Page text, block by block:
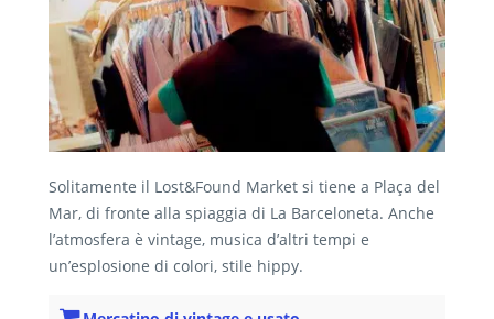
Solitamente il Lost&Found Market si tiene a Plaça del
Mar, di fronte alla spiaggia di La Barceloneta. Anche
l’atmosfera è vintage, musica d’altri tempi e
un’esplosione di colori, stile hippy.